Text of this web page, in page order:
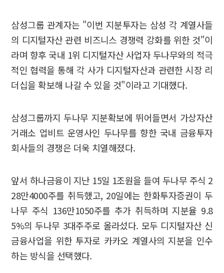
삼성그룹 관계자는 "이번 지분투자는 삼성 각 계열사들
의 디지털자산 관련 비즈니스 경쟁력 강화를 위한 것"이
라며 향후 국내 1위 디지털자산 사업자 두나무와의 적극
적인 협력을 통해 각 사가 디지털자산과 관련한 시장 리
더십을 확보해 나갈 수 있을 것"이라고 기대했다.
삼성그룹까지 두나무 지분확보에 뛰어들면서 가상자산
거래소 업비트 운영사인 두나무를 향한 국내 금융투자
회사들의 경쟁은 더욱 치열해졌다.
앞서 하나금융이 지난 15일 1조원을 들여 두나무 주식 2
28만4000주를 취득했고, 20일에는 한화투자증권이 두
나무 주식 136만1050주를 추가 취득하며 지분율 9.8
5%의 두나무 3대주주로 올라섰다. 모두 디지털자산 신
금융사업을 위한 투자로 카카오 계열사의 지분을 인수
하는 방식을 선택했다.